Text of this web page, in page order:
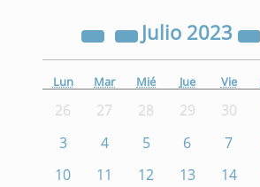
Julio 2023
Lun Mar Mié Jue Vie
26 27 28 29 30
3
4 5 6 7
10
11 12 13 14